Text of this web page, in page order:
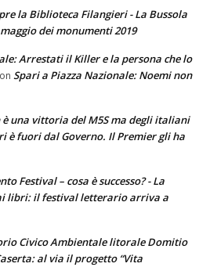
la Biblioteca Filangieri - La Bussola
dei monumenti 2019
Arrestati il Killer e la persona che lo
on Spari a Piazza Nazionale: Noemi non
una vittoria del M5S ma degli italiani
è fuori dal Governo. Il Premier gli ha
Festival – cosa è successo? - La
libri: il festival letterario arriva a
Civico Ambientale litorale Domitio
al via il progetto “Vita